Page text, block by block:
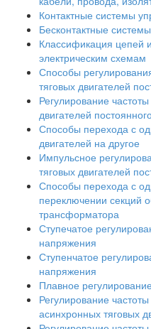
Контактные системы
Бесконтактные
Классификация цепей
электрическим схемам
Способы
тяговых двигателей
Регулирование
двигателей
Способы перехода с
двигателей на другое
Импульсное
тяговых двигателей
Способы перехода с
переключении секций
трансформатора
Ступечатое
напряжения
Ступенчатое
напряжения
Плавное
Регулирование
асинхронных тяговых